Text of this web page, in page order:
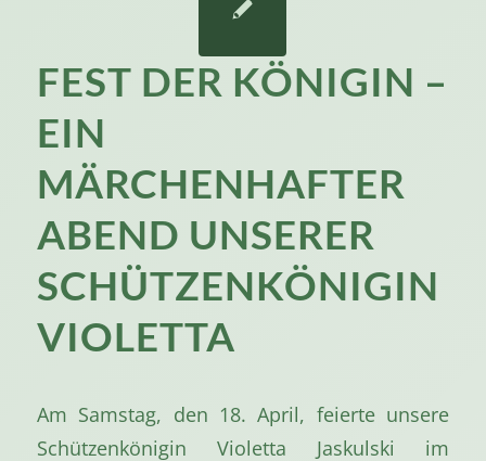
FEST DER KÖNIGIN –
EIN
MÄRCHENHAFTER
ABEND UNSERER
SCHÜTZENKÖNIGIN
VIOLETTA
Am Samstag, den 18. April, feierte unsere
Schützenkönigin Violetta Jaskulski im